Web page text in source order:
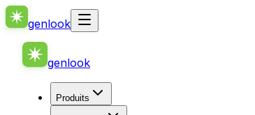
genlook
genlook
Produits